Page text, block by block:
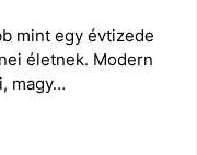
mint egy évtizede
életnek. Modern
magy…